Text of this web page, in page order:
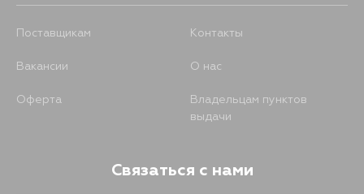
Поставщикам Контакты
Вакансии О нас
Оферта
Владельцам пунктов
выдачи
Связаться с нами